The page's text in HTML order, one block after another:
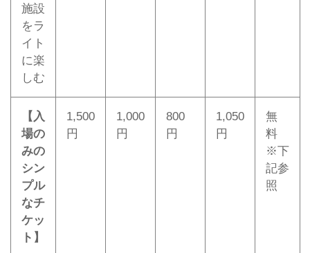
施設
をラ
イト
に楽
しむ
【入
場の
みの
シン
プル
なチ
ケッ
ト】
1,500
円
1,000
円
800
円
1,050
円
無
料
※下
記参
照